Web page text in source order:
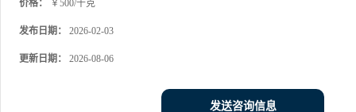
价格： ￥500/千克
发布日期： 2026-02-03
更新日期： 2026-08-06
发送咨询信息